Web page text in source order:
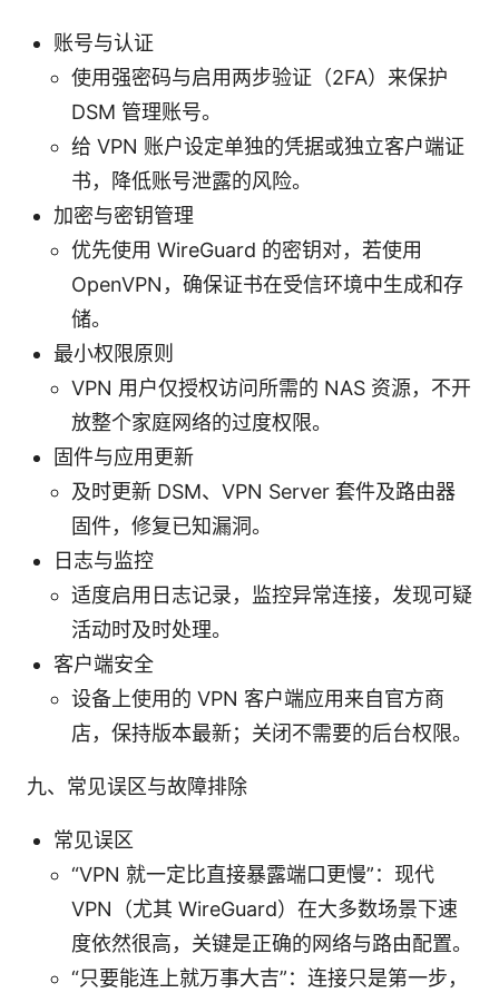
账号与认证
使用强密码与启用两步验证（2FA）来保护
DSM 管理账号。
给 VPN 账户设定单独的凭据或独立客户端证
书，降低账号泄露的风险。
加密与密钥管理
优先使用 WireGuard 的密钥对，若使用
OpenVPN，确保证书在受信环境中生成和存
储。
最小权限原则
VPN 用户仅授权访问所需的 NAS 资源，不开
放整个家庭网络的过度权限。
固件与应用更新
及时更新 DSM、VPN Server 套件及路由器
固件，修复已知漏洞。
日志与监控
适度启用日志记录，监控异常连接，发现可疑
活动时及时处理。
客户端安全
设备上使用的 VPN 客户端应用来自官方商
店，保持版本最新；关闭不需要的后台权限。
九、常见误区与故障排除
常见误区
“VPN 就一定比直接暴露端口更慢”：现代
VPN（尤其 WireGuard）在大多数场景下速
度依然很高，关键是正确的网络与路由配置。
“只要能连上就万事大吉”：连接只是第一步，